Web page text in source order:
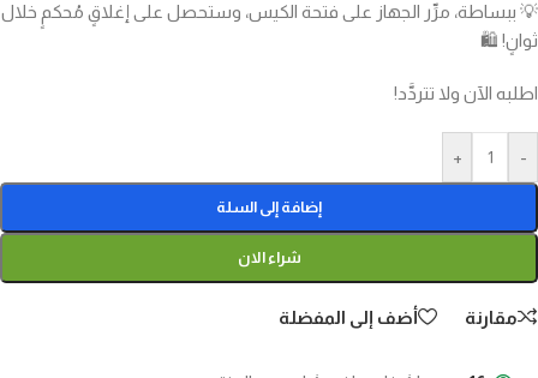
💡 ببساطة، مرِّر الجهاز على فتحة الكيس، وستحصل على إغلاقٍ مُحكمٍ خلال
ثوانٍ! 🛍️
اطلبه الآن ولا تتردَّد!
-
+
إضافة إلى السلة
شراء الان
مقارنة أضف إلى المفضلة